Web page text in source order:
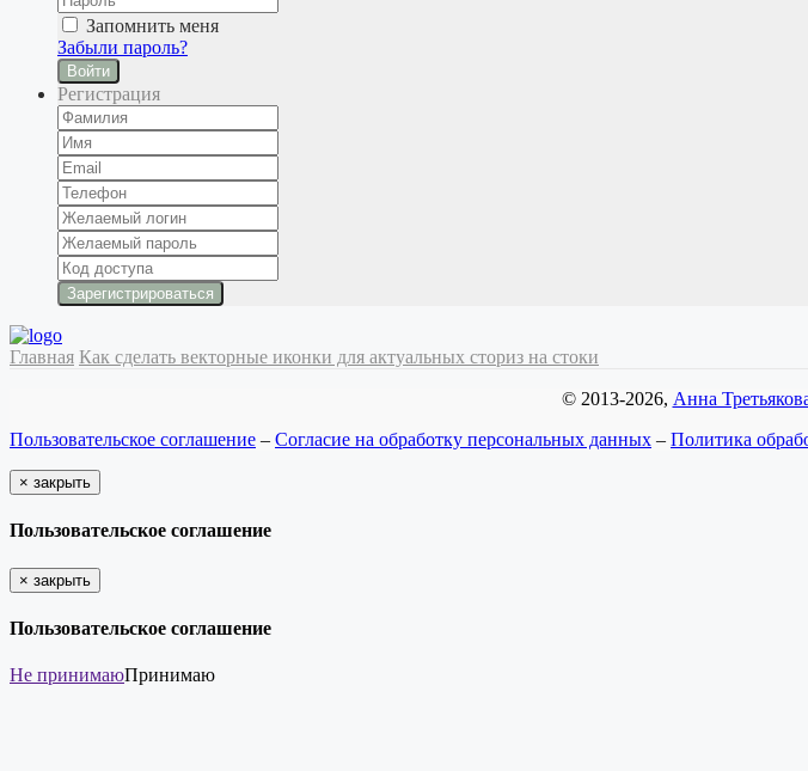
Запомнить меня
Забыли пароль?
Войти
Регистрация
Главная Как сделать векторные иконки для актуальных сториз на стоки
© 2013-2026, Анна
Пользовательское соглашение – Согласие на обработку персональных данных – Политика
× закрыть
Пользовательское соглашение
× закрыть
Пользовательское соглашение
Не принимаюПринимаю